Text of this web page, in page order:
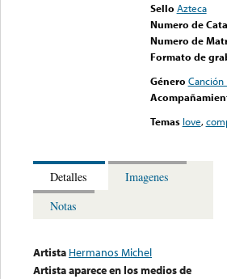
Sello Azteca
Numero de
Numero de
Formato de
Género Canción
Temas love,
Detalles
Imagenes
Notas
Artista Hermanos Michel
Artista aparece en los medios de